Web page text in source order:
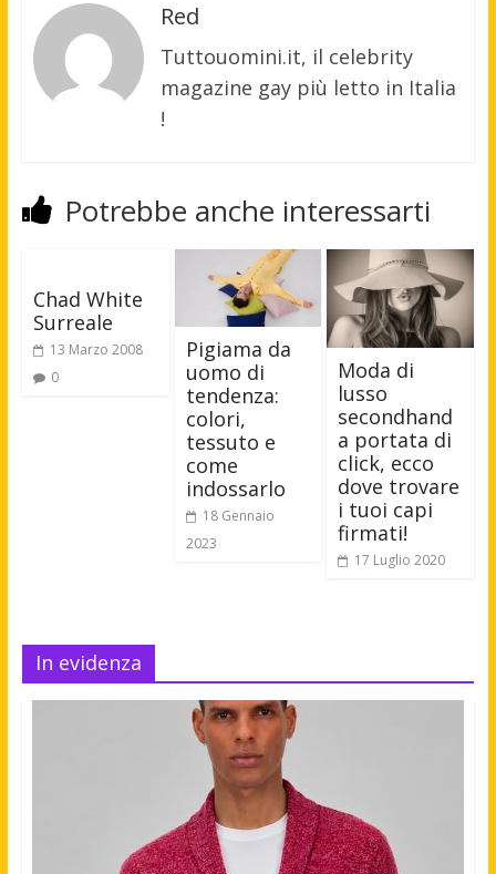
Red
Tuttouomini.it, il celebrity
magazine gay più letto in Italia
!
Potrebbe anche interessarti
Chad White
Surreale
13 Marzo 2008
0
Pigiama da
uomo di
tendenza:
colori,
tessuto e
come
indossarlo
18 Gennaio
2023
Moda di
lusso
secondhand
a portata di
click, ecco
dove trovare
i tuoi capi
firmati!
17 Luglio 2020
In evidenza